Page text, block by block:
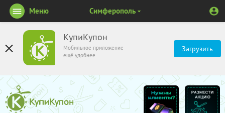
КупиКупон
Мобильное приложение
ещё удобнее
Загрузить
Меню Симферополь